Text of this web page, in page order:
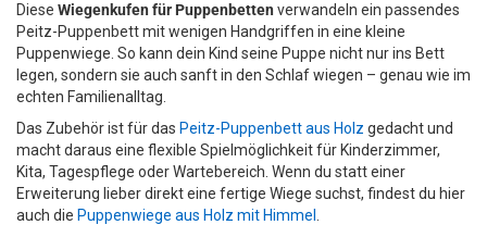
Diese Wiegenkufen für Puppenbetten verwandeln ein passendes
Peitz-Puppenbett mit wenigen Handgriffen in eine kleine
Puppenwiege. So kann dein Kind seine Puppe nicht nur ins Bett
legen, sondern sie auch sanft in den Schlaf wiegen – genau wie im
echten Familienalltag.
Das Zubehör ist für das Peitz-Puppenbett aus Holz gedacht und
macht daraus eine flexible Spielmöglichkeit für Kinderzimmer,
Kita, Tagespflege oder Wartebereich. Wenn du statt einer
Erweiterung lieber direkt eine fertige Wiege suchst, findest du hier
auch die Puppenwiege aus Holz mit Himmel